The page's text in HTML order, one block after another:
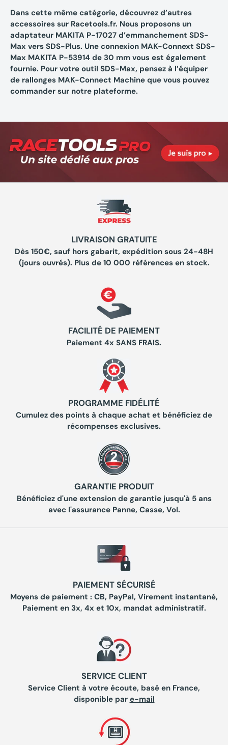
Dans cette même catégorie, découvrez d’autres
accessoires sur Racetools.fr. Nous proposons un
adaptateur MAKITA P-17027 d’emmanchement SDS-
Max vers SDS-Plus. Une connexion MAK-Connext SDS-
Max MAKITA P-53914 de 30 mm vous est également
fournie. Pour votre outil SDS-Max, pensez à l’équiper
de rallonges MAK-Connect Machine que vous pouvez
commander sur notre plateforme.
LIVRAISON GRATUITE
Dès 150€, sauf hors gabarit, expédition sous 24-48H
(jours ouvrés). Plus de 10 000 références en stock.
FACILITÉ DE PAIEMENT
Paiement 4x SANS FRAIS.
PROGRAMME FIDÉLITÉ
Cumulez des points à chaque achat et bénéficiez de
récompenses exclusives.
GARANTIE PRODUIT
Bénéficiez d'une extension de garantie jusqu'à 5 ans
avec l'assurance Panne, Casse, Vol.
PAIEMENT SÉCURISÉ
Moyens de paiement : CB, PayPal, Virement instantané,
Paiement en 3x, 4x et 10x, mandat administratif.
SERVICE CLIENT
Service Client à votre écoute, basé en France,
disponible par e-mail